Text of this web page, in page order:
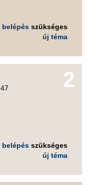
belépés szükséges
új téma
2
belépés szükséges
új téma